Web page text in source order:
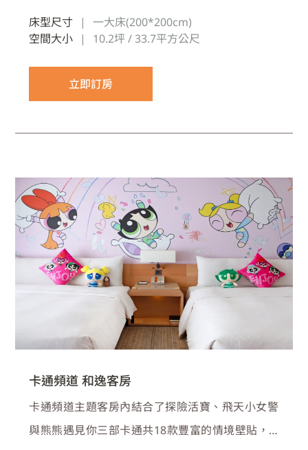
設計，以及優質睡床、加厚窗簾與完整隔音，為您
床型尺寸 |
一大床(200*200cm)
空間大小
| 10.2坪 / 33.7平方公尺
立即訂房
卡通頻道 和逸客房
卡通頻道主題客房內結合了探險活寶、飛天小女警
與熊熊遇見你三部卡通共18款豐富的情境壁貼，